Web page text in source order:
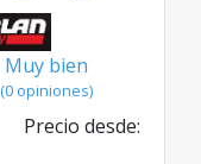
Muy bien
(0 opiniones)
Precio desde: